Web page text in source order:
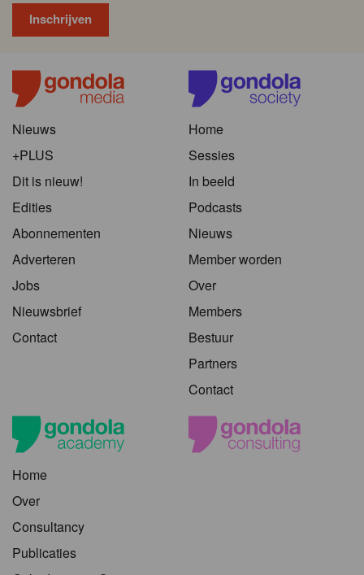
Nieuws
+PLUS
Dit is nieuw!
Edities
Abonnementen
Adverteren
Jobs
Nieuwsbrief
Contact
Home
Sessies
In beeld
Podcasts
Nieuws
Member worden
Over
Members
Bestuur
Partners
Contact
Home
Over
Consultancy
Publicaties